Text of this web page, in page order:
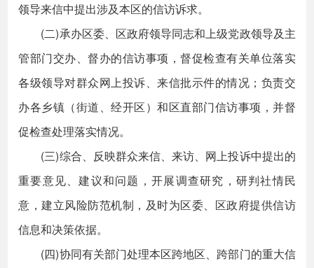
领导来信中提出涉及本区的信访诉求。
(二)承办区委、区政府领导同志和上级党政领导及主
管部门交办、督办的信访事项，督促检查有关单位落实
各级领导对群众网上投诉、来信批示件的情况；负责交
办各乡镇（街道、经开区）和区直部门信访事项，并督
促检查处理落实情况。
(三)综合、反映群众来信、来访、网上投诉中提出的
重要意见、建议和问题，开展调查研究，研判社情民
意，建立风险防范机制，及时为区委、区政府提供信访
信息和决策依据。
(四)协同有关部门处理本区跨地区、跨部门的重大信